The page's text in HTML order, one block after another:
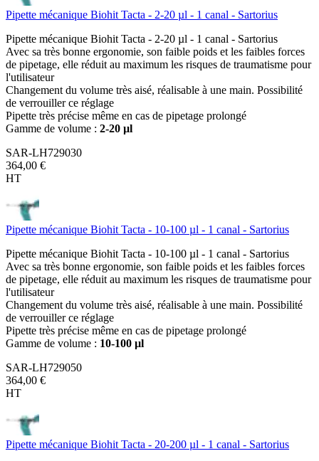
Pipette mécanique Biohit Tacta - 2-20 µl - 1 canal - Sartorius
Pipette mécanique Biohit Tacta - 2-20 µl - 1 canal - Sartorius
Avec sa très bonne ergonomie, son faible poids et les faibles forces
de pipetage, elle réduit au maximum les risques de traumatisme pour
l'utilisateur
Changement du volume très aisé, réalisable à une main. Possibilité
de verrouiller ce réglage
Pipette très précise même en cas de pipetage prolongé
Gamme de volume : 2-20 µl
SAR-LH729030
364,00 €
HT
Pipette mécanique Biohit Tacta - 10-100 µl - 1 canal - Sartorius
Pipette mécanique Biohit Tacta - 10-100 µl - 1 canal - Sartorius
Avec sa très bonne ergonomie, son faible poids et les faibles forces
de pipetage, elle réduit au maximum les risques de traumatisme pour
l'utilisateur
Changement du volume très aisé, réalisable à une main. Possibilité
de verrouiller ce réglage
Pipette très précise même en cas de pipetage prolongé
Gamme de volume : 10-100 µl
SAR-LH729050
364,00 €
HT
Pipette mécanique Biohit Tacta - 20-200 µl - 1 canal - Sartorius